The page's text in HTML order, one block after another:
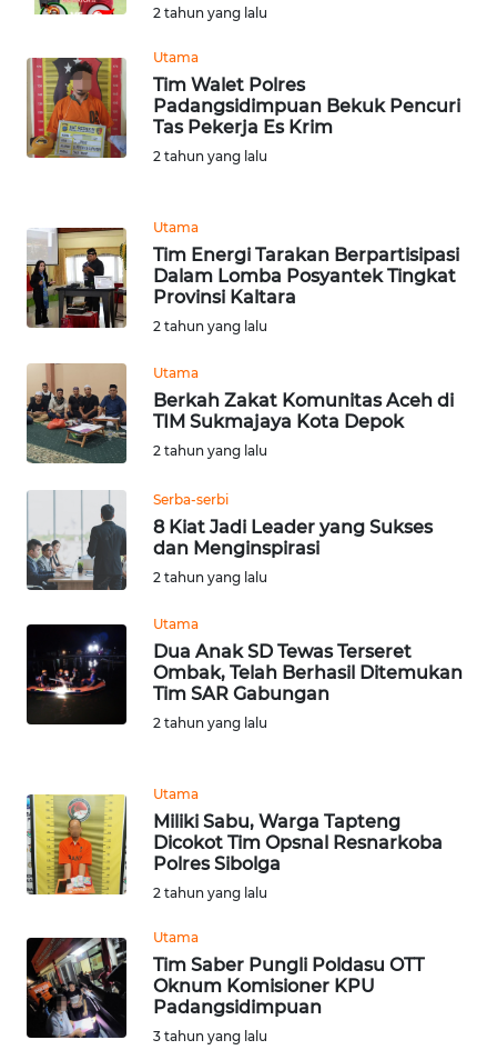
2 tahun yang lalu
Utama
Tim Walet Polres
Padangsidimpuan Bekuk Pencuri
Tas Pekerja Es Krim
2 tahun yang lalu
Utama
Tim Energi Tarakan Berpartisipasi
Dalam Lomba Posyantek Tingkat
Provinsi Kaltara
2 tahun yang lalu
Utama
Berkah Zakat Komunitas Aceh di
TIM Sukmajaya Kota Depok
2 tahun yang lalu
Serba-serbi
8 Kiat Jadi Leader yang Sukses
dan Menginspirasi
2 tahun yang lalu
Utama
Dua Anak SD Tewas Terseret
Ombak, Telah Berhasil Ditemukan
Tim SAR Gabungan
2 tahun yang lalu
Utama
Miliki Sabu, Warga Tapteng
Dicokot Tim Opsnal Resnarkoba
Polres Sibolga
2 tahun yang lalu
Utama
Tim Saber Pungli Poldasu OTT
Oknum Komisioner KPU
Padangsidimpuan
3 tahun yang lalu
KARIR
Wahana
News
Regional
WN
WN
JAKARTA
WN
WN
BANTEN
WN
NTT
WN
PAPUA
WN
BARAT
WN
RIAU